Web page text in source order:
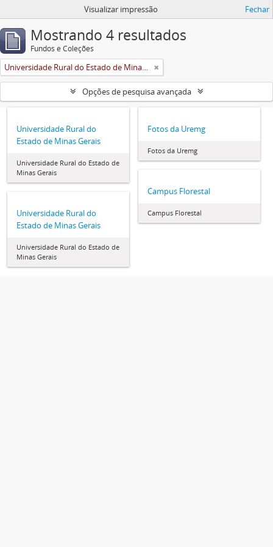
Visualizar impressão Fechar
Mostrando 4 resultados
Fundos e Coleções
Universidade Rural do Estado de Minas Gerais (Uremg)
Opções de pesquisa avançada
Universidade Rural do
Estado de Minas Gerais
Universidade Rural do Estado de
Minas Gerais
Fotos da Uremg
Fotos da Uremg
Campus Florestal
Campus Florestal
Universidade Rural do
Estado de Minas Gerais
Universidade Rural do Estado de
Minas Gerais